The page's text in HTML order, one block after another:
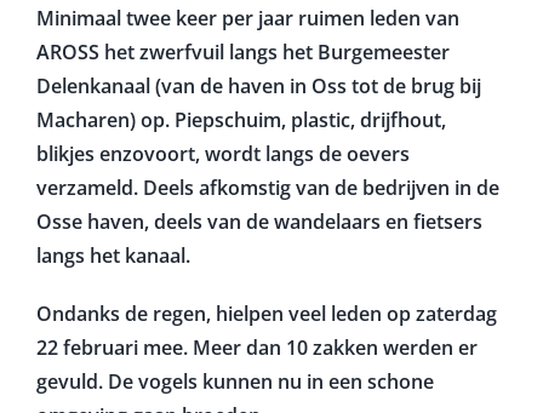
Minimaal twee keer per jaar ruimen leden van
AROSS het zwerfvuil langs het Burgemeester
Delenkanaal (van de haven in Oss tot de brug bij
Macharen) op. Piepschuim, plastic, drijfhout,
blikjes enzovoort, wordt langs de oevers
verzameld. Deels afkomstig van de bedrijven in de
Osse haven, deels van de wandelaars en fietsers
langs het kanaal.
Ondanks de regen, hielpen veel leden op zaterdag
22 februari mee. Meer dan 10 zakken werden er
gevuld. De vogels kunnen nu in een schone